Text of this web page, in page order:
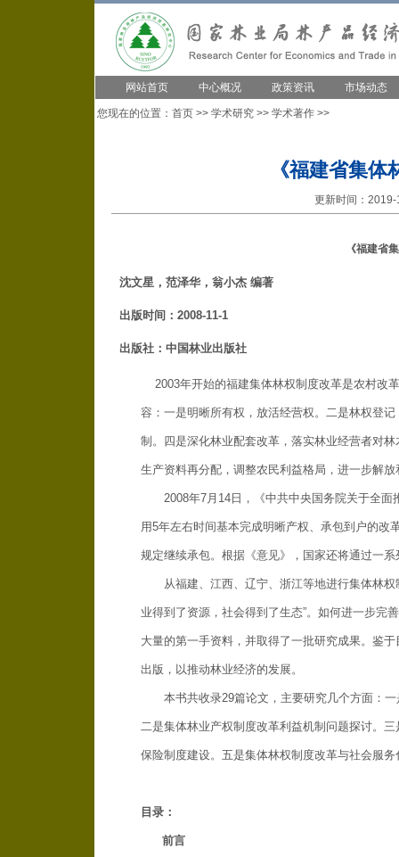
网站首页 中心概况 政策资讯 市场动态
您现在的位置： 首页 >> 学术研究 >> 学术著作 >>
《福建省集
更新时间：
《福建省
沈文星，范泽华，翁小杰 编著
出版时间： 2008-11-1
出版社： 中国林业出版社
2003年开始的福建集体林权制度改革是农村改
容：一是明晰所有权，放活经营权。二是林权登
制。四是深化林业配套改革，落实林业经营者对
生产资料再分配，调整农民利益格局，进一步解
2008年7月14日，《中共中央国务院关于全面
用5年左右时间基本完成明晰产权、承包到户的改
规定继续承包。根据《意见》，国家还将通过一
从福建、江西、辽宁、浙江等地进行集体林权
业得到了资源，社会得到了生态”。如何进一步完
大量的第一手资料，并取得了一批研究成果。鉴
出版，以推动林业经济的发展。
本书共收录29篇论文，主要研究几个方面：一
二是集体林业产权制度改革利益机制问题探讨。
保险制度建设。五是集体林权制度改革与社会服
目录：
前言